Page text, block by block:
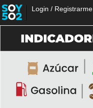
Login / Registrarme